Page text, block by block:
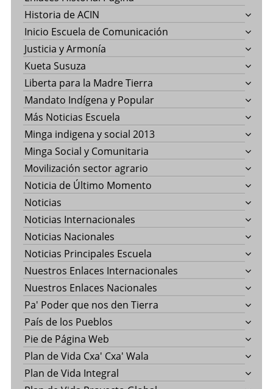
Historia de ACIN
Inicio Escuela de Comunicación
Justicia y Armonía
Kueta Susuza
Liberta para la Madre Tierra
Mandato Indígena y Popular
Más Noticias Escuela
Minga indigena y social 2013
Minga Social y Comunitaria
Movilización sector agrario
Noticia de Último Momento
Noticias
Noticias Internacionales
Noticias Nacionales
Noticias Principales Escuela
Nuestros Enlaces Internacionales
Nuestros Enlaces Nacionales
Pa' Poder que nos den Tierra
País de los Pueblos
Pie de Página Web
Plan de Vida Cxa' Cxa' Wala
Plan de Vida Integral